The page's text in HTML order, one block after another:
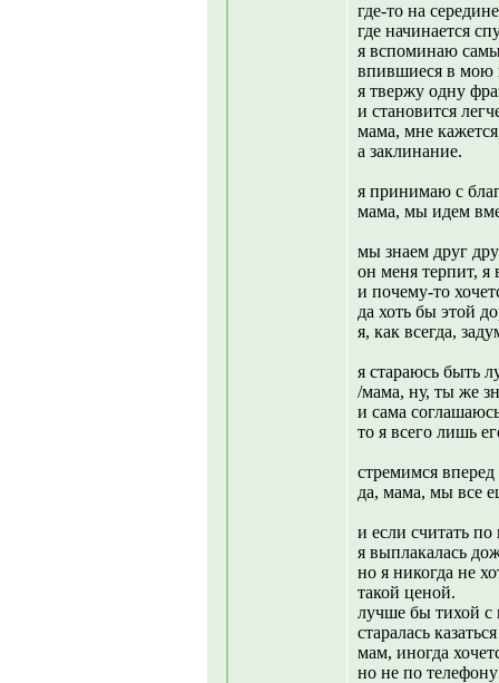
где-то на
где начинается
я вспоминаю
впившиеся в мою
я твержу одну
и становится
мама, мне
а заклинание.
я принимаю с
мама, мы идем
мы знаем друг
он меня терпит, я
и почему-то
да хоть бы этой
я, как всегда,
я стараюсь быть
/мама, ну, ты же
и сама
то я всего лишь
стремимся
да, мама, мы все
и если считать по
я выплакалась
но я никогда не
такой ценой.
лучше бы тихой с
старалась
мам, иногда
но не по